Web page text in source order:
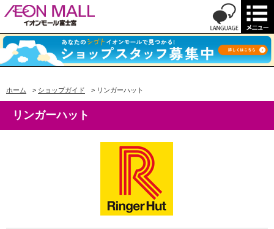
ホーム > ショップガイド > リンガーハット
リンガーハット